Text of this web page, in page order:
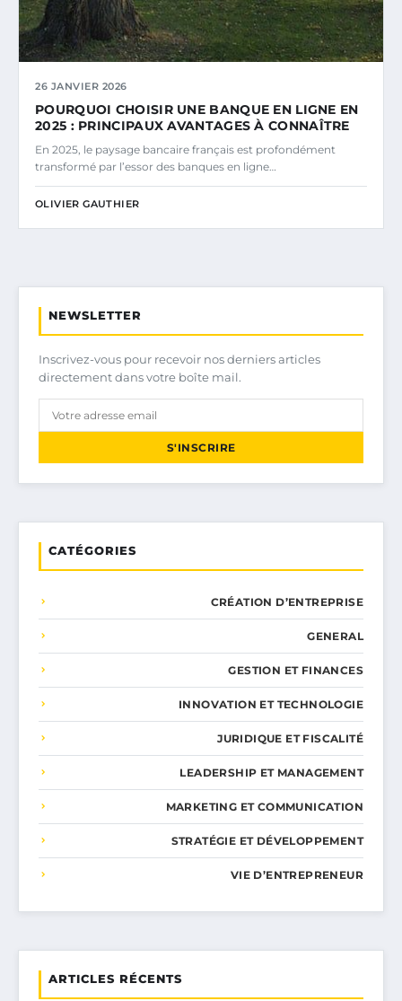
26 JANVIER 2026
POURQUOI CHOISIR UNE BANQUE EN LIGNE EN
2025 : PRINCIPAUX AVANTAGES À CONNAÎTRE
En 2025, le paysage bancaire français est profondément
transformé par l’essor des banques en ligne…
OLIVIER GAUTHIER
NEWSLETTER
Inscrivez-vous pour recevoir nos derniers articles
directement dans votre boîte mail.
S'INSCRIRE
CATÉGORIES
CRÉATION D’ENTREPRISE
GENERAL
GESTION ET FINANCES
INNOVATION ET TECHNOLOGIE
JURIDIQUE ET FISCALITÉ
LEADERSHIP ET MANAGEMENT
MARKETING ET COMMUNICATION
STRATÉGIE ET DÉVELOPPEMENT
VIE D’ENTREPRENEUR
ARTICLES RÉCENTS